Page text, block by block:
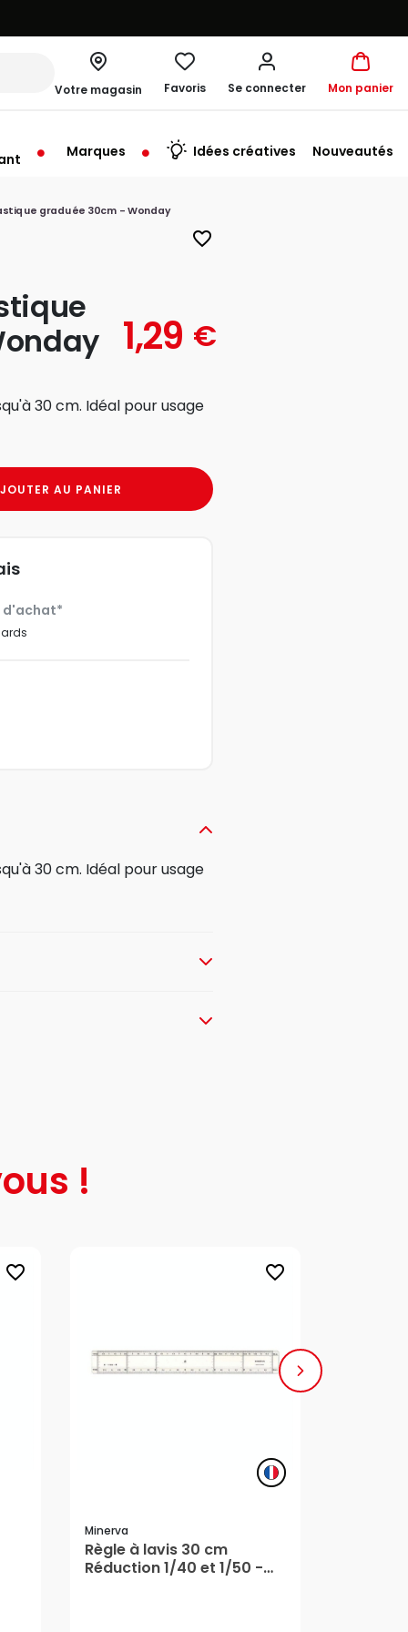
Votre magasin
Samedi à 10:00
Favoris Se connecter Mon panier
Marques Idées créatives Nouveautés
graduée 30cm - Wonday
favorite_border
1,29 €
30 cm. Idéal pour usage
AU PANIER
d'achat*
30 cm. Idéal pour usage
!
favorite_border favorite_border
Minerva
Règle à lavis 30 cm
Réduction 1/40 et 1/50 -